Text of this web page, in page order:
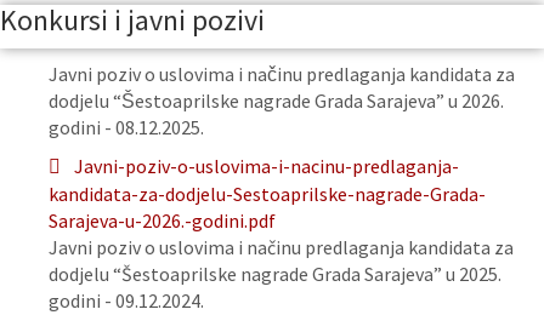
Konkursi i javni pozivi
Javni poziv o uslovima i načinu predlaganja kandidata za
dodjelu “Šestoaprilske nagrade Grada Sarajeva” u 2026.
godini - 08.12.2025.
Javni-poziv-o-uslovima-i-nacinu-predlaganja-
kandidata-za-dodjelu-Sestoaprilske-nagrade-Grada-
Sarajeva-u-2026.-godini.pdf
Javni poziv o uslovima i načinu predlaganja kandidata za
dodjelu “Šestoaprilske nagrade Grada Sarajeva” u 2025.
godini - 09.12.2024.